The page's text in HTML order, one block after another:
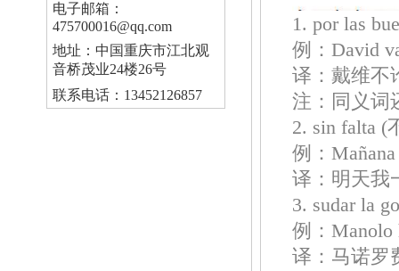
电子邮箱：
475700016@qq.com
地址：中国重庆市江北观
音桥茂业24楼26号
联系电话：13452126857
1. por las
例：David
译：戴维不
注：同义词
2. sin falta (
例：
译：明天
3. sudar la
例：Manolo
译：马诺罗